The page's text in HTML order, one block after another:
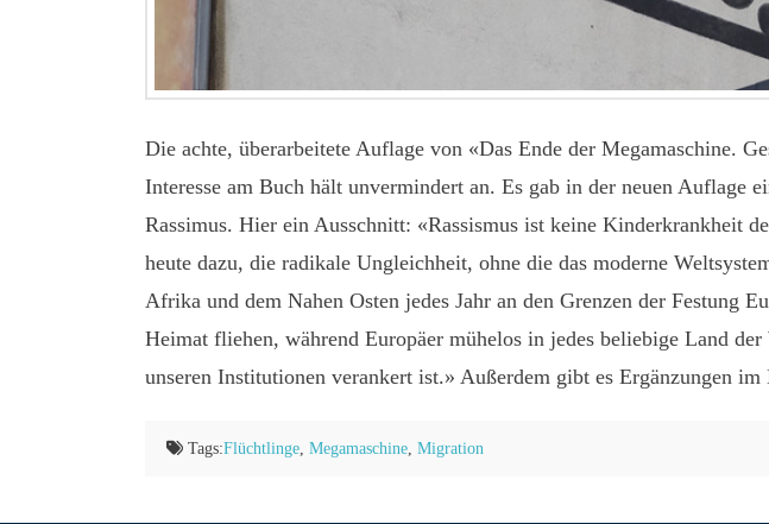
Die achte, überarbeitete Auflage von «Das Ende der Megamaschine.
Interesse am Buch hält unvermindert an. Es gab in der neuen Auflage
Rassimus. Hier ein Ausschnitt: «Rassismus ist keine Kinderkrankheit
heute dazu, die radikale Ungleichheit, ohne die das moderne
Afrika und dem Nahen Osten jedes Jahr an den Grenzen der Festung
Heimat fliehen, während Europäer mühelos in jedes beliebige Land
unseren Institutionen verankert ist.» Außerdem gibt es Ergänzungen
Tags:Flüchtlinge, Megamaschine, Migration